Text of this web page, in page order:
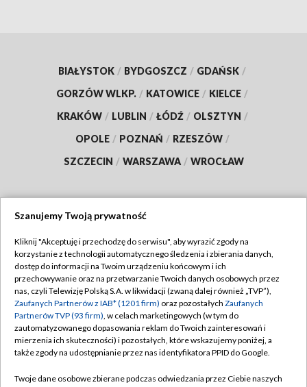
BIAŁYSTOK / BYDGOSZCZ / GDAŃSK /
GORZÓW WLKP. / KATOWICE / KIELCE /
KRAKÓW / LUBLIN / ŁÓDŹ / OLSZTYN /
OPOLE / POZNAŃ / RZESZÓW /
SZCZECIN / WARSZAWA / WROCŁAW
TVP
Abonament TVP
Emisja w TVP
Centrum informacji TVP
Naziemna Telewizja Cyfrowa
Regulamin TVP
Polityka prywatności
Moje zgody
Pomoc
Szanujemy Twoją prywatność
Kliknij "Akceptuję i przechodzę do serwisu", aby wyrazić zgody na
korzystanie z technologii automatycznego śledzenia i zbierania danych,
dostęp do informacji na Twoim urządzeniu końcowym i ich
przechowywanie oraz na przetwarzanie Twoich danych osobowych przez
nas, czyli Telewizję Polską S.A. w likwidacji (zwaną dalej również „TVP”),
Zaufanych Partnerów z IAB* (1201 firm) oraz pozostałych Zaufanych
Partnerów TVP (93 firm), w celach marketingowych (w tym do
zautomatyzowanego dopasowania reklam do Twoich zainteresowań i
mierzenia ich skuteczności) i pozostałych, które wskazujemy poniżej, a
także zgody na udostępnianie przez nas identyfikatora PPID do Google.
Twoje dane osobowe zbierane podczas odwiedzania przez Ciebie naszych